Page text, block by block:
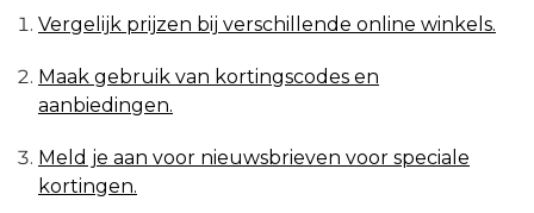
Vergelijk prijzen bij verschillende online winkels.
Maak gebruik van kortingscodes en
aanbiedingen.
Meld je aan voor nieuwsbrieven voor speciale
kortingen.